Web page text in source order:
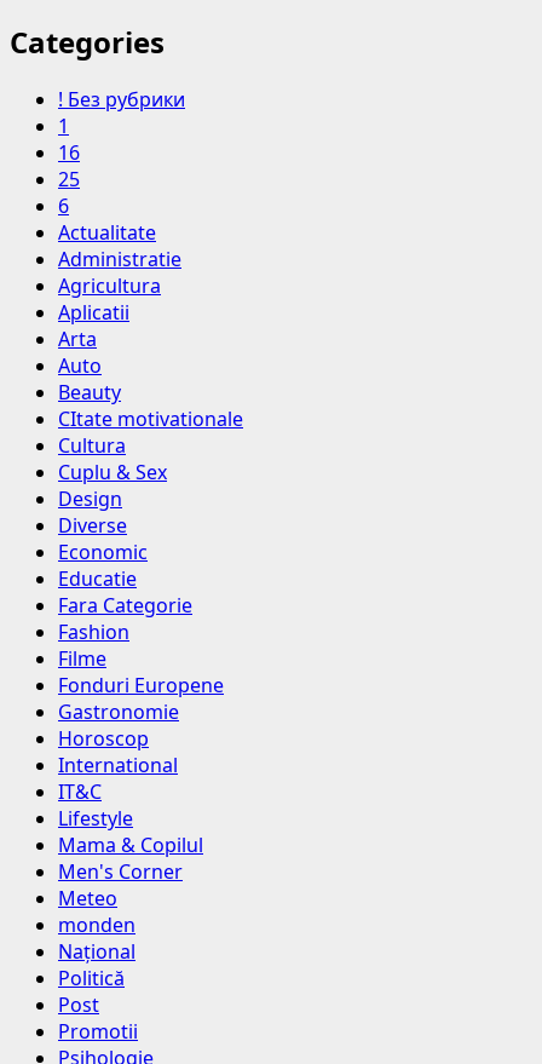
Categories
! Без рубрики
1
16
25
6
Actualitate
Administratie
Agricultura
Aplicatii
Arta
Auto
Beauty
CItate motivationale
Cultura
Cuplu & Sex
Design
Diverse
Economic
Educatie
Fara Categorie
Fashion
Filme
Fonduri Europene
Gastronomie
Horoscop
International
IT&C
Lifestyle
Mama & Copilul
Men's Corner
Meteo
monden
Național
Politică
Post
Promotii
Psihologie